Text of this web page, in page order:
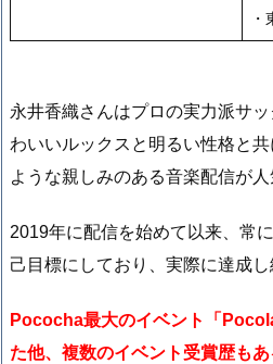
永井香織さんはプロの実力派サ
わいいルックスと明るい性格と
ような親しみのある音楽配信が人
2019年に配信を始めて以来、常
己目標にしており、実際に達成し
Pococha最大のイベント「
た他、複数のイベント受賞歴も